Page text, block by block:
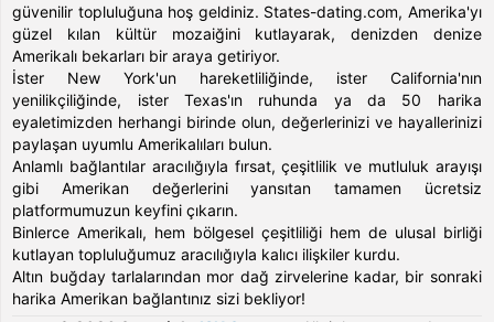
güvenilir topluluğuna hoş geldiniz. States-dating.com, Amerika'yı
güzel kılan kültür mozaiğini kutlayarak, denizden denize
Amerikalı bekarları bir araya getiriyor.
İster New York'un hareketliliğinde, ister California'nın
yenilikçiliğinde, ister Texas'ın ruhunda ya da 50 harika
eyaletimizden herhangi birinde olun, değerlerinizi ve hayallerinizi
paylaşan uyumlu Amerikalıları bulun.
Anlamlı bağlantılar aracılığıyla fırsat, çeşitlilik ve mutluluk arayışı
gibi Amerikan değerlerini yansıtan tamamen ücretsiz
platformumuzun keyfini çıkarın.
Binlerce Amerikalı, hem bölgesel çeşitliliği hem de ulusal birliği
kutlayan topluluğumuz aracılığıyla kalıcı ilişkiler kurdu.
Altın buğday tarlalarından mor dağ zirvelerine kadar, bir sonraki
harika Amerikan bağlantınız sizi bekliyor!